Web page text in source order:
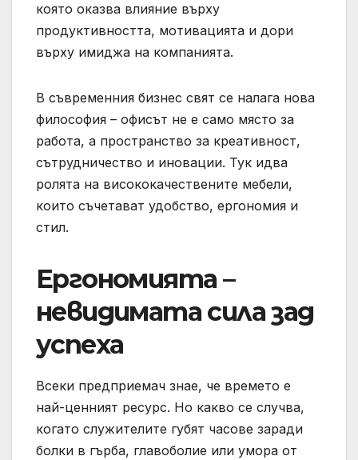
която оказва влияние върху
продуктивността, мотивацията и дори
върху имиджа на компанията.
В съвременния бизнес свят се налага нова
философия – офисът не е само място за
работа, а пространство за креативност,
сътрудничество и иновации. Тук идва
ролята на висококачествените мебели,
които съчетават удобство, ергономия и
стил.
Ергономията –
невидимата сила зад
успеха
Всеки предприемач знае, че времето е
най-ценният ресурс. Но какво се случва,
когато служителите губят часове заради
болки в гърба, главоболие или умора от